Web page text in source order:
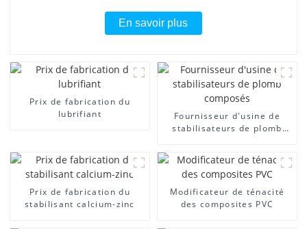
En savoir plus
Prix ​​de fabrication du
lubrifiant
Fournisseur d'usine de
stabilisateurs de plomb
Prix ​​de fabrication du
stabilisant calcium-zinc
Modificateur de ténacité
des composites PVC